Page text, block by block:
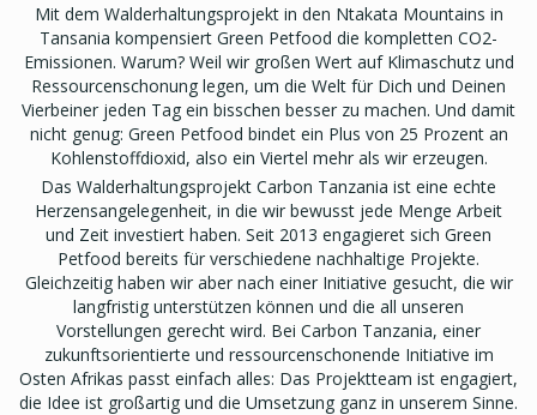
Mit dem Walderhaltungsprojekt in den Ntakata Mountains in
Tansania kompensiert Green Petfood die kompletten CO2-
Emissionen. Warum? Weil wir großen Wert auf Klimaschutz und
Ressourcenschonung legen, um die Welt für Dich und Deinen
Vierbeiner jeden Tag ein bisschen besser zu machen. Und damit
nicht genug: Green Petfood bindet ein Plus von 25 Prozent an
Kohlenstoffdioxid, also ein Viertel mehr als wir erzeugen.
Das Walderhaltungsprojekt Carbon Tanzania ist eine echte
Herzensangelegenheit, in die wir bewusst jede Menge Arbeit
und Zeit investiert haben. Seit 2013 engagieret sich Green
Petfood bereits für verschiedene nachhaltige Projekte.
Gleichzeitig haben wir aber nach einer Initiative gesucht, die wir
langfristig unterstützen können und die all unseren
Vorstellungen gerecht wird. Bei Carbon Tanzania, einer
zukunftsorientierte und ressourcenschonende Initiative im
Osten Afrikas passt einfach alles: Das Projektteam ist engagiert,
die Idee ist großartig und die Umsetzung ganz in unserem Sinne.